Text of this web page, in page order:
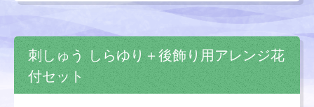
刺しゅう しらゆり＋後飾り用アレンジ花
付セット